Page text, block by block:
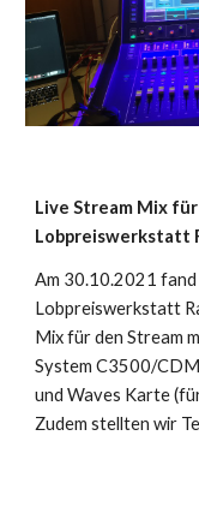
LiveStream Mix
Lobpreiswerkstatt
Am 30.10.2021
Lobpreiswerkstatt
Mix für den Stream
System C3500/
und Waves Karte
Zudem stellten wir